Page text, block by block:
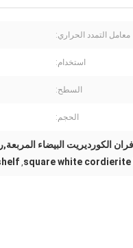
معامل التمدد الحراري:
استخدام:
السطح:
الحجم:
الكورديريت البيضاء
square white cordierite
,